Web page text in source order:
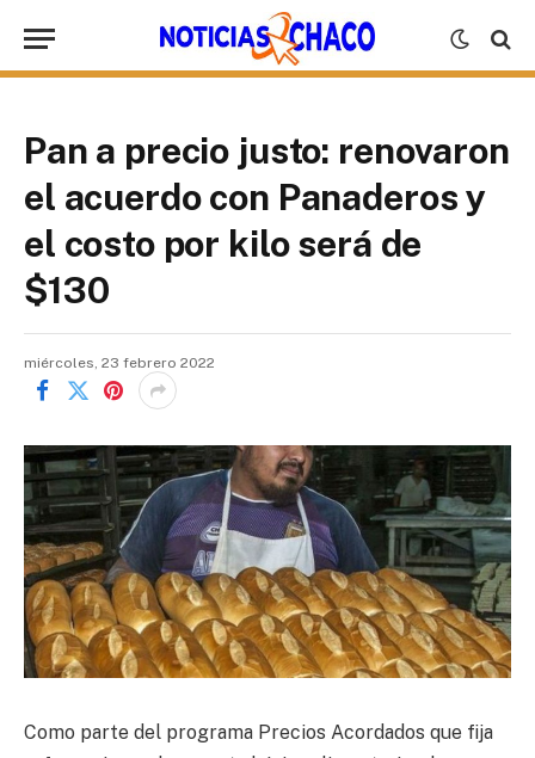
Pan a precio justo: renovaron
el acuerdo con Panaderos y
el costo por kilo será de
$130
miércoles, 23 febrero 2022
Como parte del programa Precios Acordados que fija